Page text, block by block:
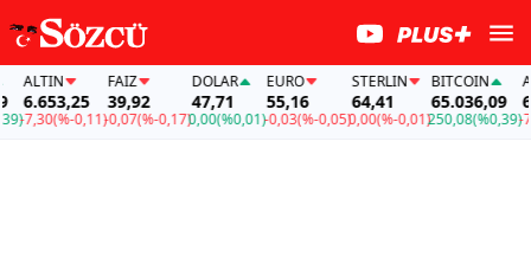
ALTIN
6.653,25
-7,30(%-0,11)
FAİZ
39,92
-0,07(%-0,17)
DOLAR
47,71
0,00(%0,01)
EURO
55,16
-0,03(%-0,05)
STERLIN
64,41
0,00(%-0,01)
BITCOIN
65.036,09
250,08(%0,39)-